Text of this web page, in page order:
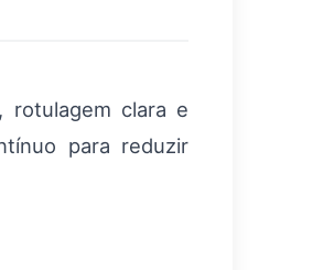
rotulagem clara e
para reduzir